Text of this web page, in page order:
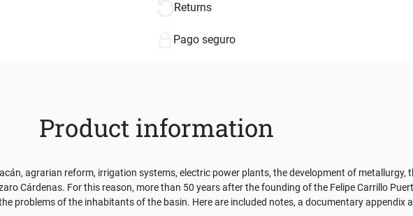
Returns
Pago seguro
Product information
agrarian reform, irrigation systems, electric power plants, the development of
Cárdenas. For this reason, more than 50 years after the founding of the Felipe Carrillo
problems of the inhabitants of the basin. Here are included notes, a documentary appendix